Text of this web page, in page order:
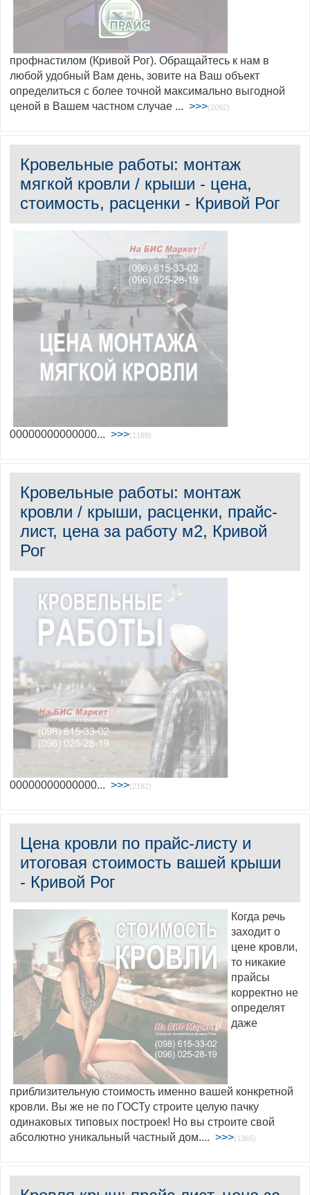
профнастилом (Кривой Рог). Обращайтесь к нам в
любой удобный Вам день, зовите на Ваш объект
определиться с более точной максимально выгодной
ценой в Вашем частном случае ... >>>(2092)
Кровельные работы: монтаж
мягкой кровли / крыши - цена,
стоимость, расценки - Кривой Рог
00000000000000... >>>(1189)
Кровельные работы: монтаж
кровли / крыши, расценки, прайс-
лист, цена за работу м2, Кривой
Рог
00000000000000... >>>(2182)
Цена кровли по прайс-листу и
итоговая стоимость вашей крыши
- Кривой Рог
Когда речь
заходит о
цене кровли,
то никакие
прайсы
корректно не
определят
даже
приблизительную стоимость именно вашей конкретной
кровли. Вы же не по ГОСТу строите целую пачку
одинаковых типовых построек! Но вы строите свой
абсолютно уникальный частный дом.... >>>(1365)